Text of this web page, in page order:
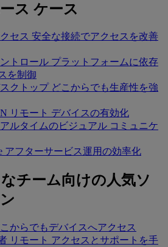
ス ケース
セス 安全な接続でアクセスを改善
トロール プラットフォームに依存
を制御
クトップ どこからでも生産性を強
リモート デバイスの有効化
ルタイムのビジュアル コミュニケ
アフターサービス運用の効率化
チーム向けの人気ソ
からでもデバイスへアクセス
リモート アクセスとサポートを手